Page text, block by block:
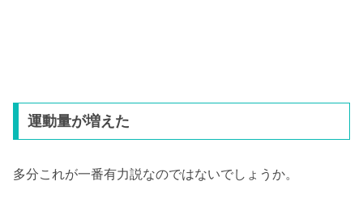
運動量が増えた
多分これが一番有力説なのではないでしょうか。